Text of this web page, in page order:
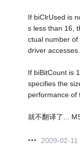
If biClrUsed is
s less than 16,
ctual number
driver accesses.
If biBitCount is
specifies the
performance of
就不翻译了...
2009-02-11